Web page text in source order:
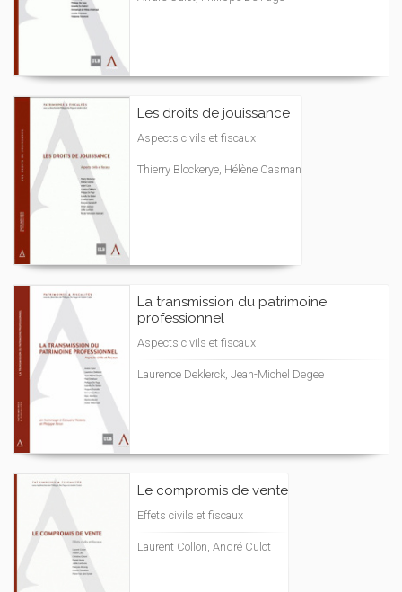
Les droits de jouissance
Aspects civils et fiscaux
Thierry Blockerye, Hélène Casman
La transmission du patrimoine
professionnel
Aspects civils et fiscaux
Laurence Deklerck, Jean-Michel Degee
Le compromis de vente
Effets civils et fiscaux
Laurent Collon, André Culot